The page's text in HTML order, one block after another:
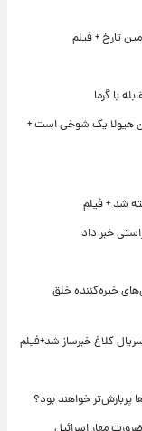
تارخ + فیلم
با گرما
هیولا یک شوخی است +
شد + فیلم
خبر داد
خیره‌کننده خلق
کلاغ خبرساز شد+فیلم
پربارش‌تر خواهند بود؟